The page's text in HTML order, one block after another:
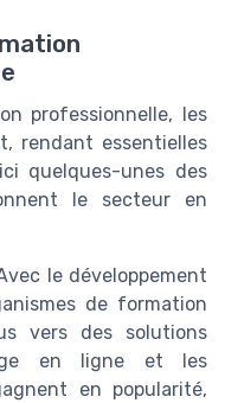
professionnelle, les
rendant essentielles
quelques-unes des
le secteur en
le développement
de formation
vers des solutions
en ligne et les
en popularité,